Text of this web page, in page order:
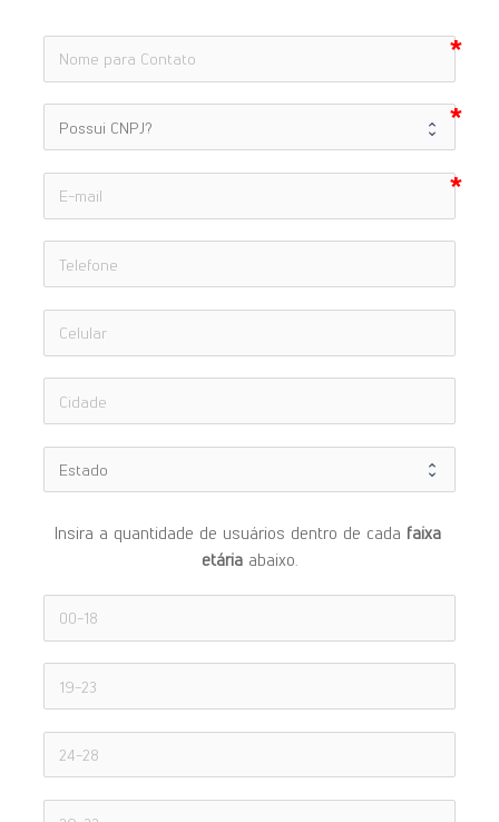
Insira a quantidade de usuários dentro de cada faixa
etária abaixo.